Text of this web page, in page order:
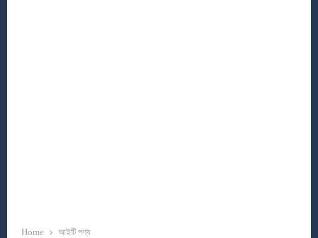
Home আইটি পণ্য